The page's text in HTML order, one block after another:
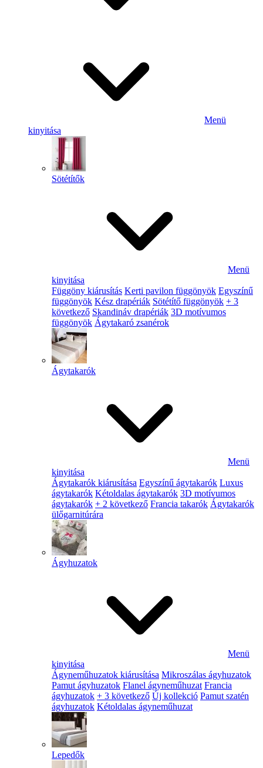
Menü
kinyitása
Sötétítők
Menü
kinyitása
Függöny kiárusítás Kerti pavilon függönyök Egyszínű
függönyök Kész drapériák Sötétítő függönyök + 3
következő Skandináv drapériák 3D motívumos
függönyök Ágytakaró zsanérok
Ágytakarók
Menü
kinyitása
Ágytakarók kiárusítása Egyszínű ágytakarók Luxus
ágytakarók Kétoldalas ágytakarók 3D motívumos
ágytakarók + 2 következő Francia takarók Ágytakarók
ülőgarnitúrára
Ágyhuzatok
Menü
kinyitása
Ágyneműhuzatok kiárusítása Mikroszálas ágyhuzatok
Pamut ágyhuzatok Flanel ágyneműhuzat Francia
ágyhuzatok + 3 következő Új kollekció Pamut szatén
ágyhuzatok Kétoldalas ágyneműhuzat
Lepedők